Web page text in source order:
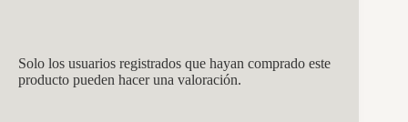
Solo los usuarios registrados que hayan comprado este
producto pueden hacer una valoración.